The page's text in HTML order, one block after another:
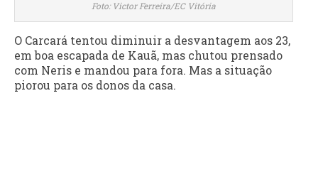
Foto: Victor Ferreira/EC Vitória
O Carcará tentou diminuir a desvantagem aos 23,
em boa escapada de Kauã, mas chutou prensado
com Neris e mandou para fora. Mas a situação
piorou para os donos da casa.